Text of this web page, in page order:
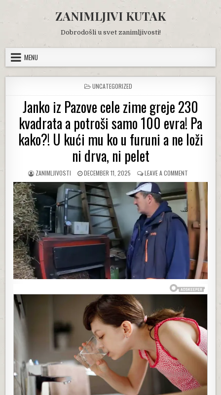
content
ZANIMLJIVI KUTAK
Dobrodošli u svet zanimljivosti!
MENU
POSTED
IN
UNCATEGORIZED
Janko iz Pazove cele zime greje 230
kvadrata a potroši samo 100 evra! Pa
kako?! U kući mu ko u furuni a ne loži
ni drva, ni pelet
AUTHOR:
ZANIMLJIVOSTI
PUBLISHED
DATE:
DECEMBER 11, 2025 LEAVE A COMMENT
JANKO
IZ
PAZOVE
CELE
ZIME
GREJE
230
KVADRATA
POTROŠI
SAMO
100
EVRA!
PA
MU
KO
FURUNI
LOŽI
NI
DRVA,